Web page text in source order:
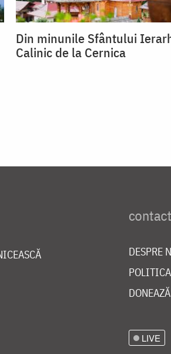
Din minunile Sfântului
Calinic de la Cernica
DESPRE
LIVE